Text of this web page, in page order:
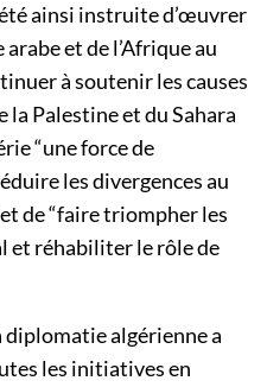
ainsi instruite d’œuvrer
et de l’Afrique au
à soutenir les causes
la Palestine et du Sahara
“une force de
les divergences au
de “faire triompher les
et réhabiliter le rôle de
diplomatie algérienne a
les initiatives en